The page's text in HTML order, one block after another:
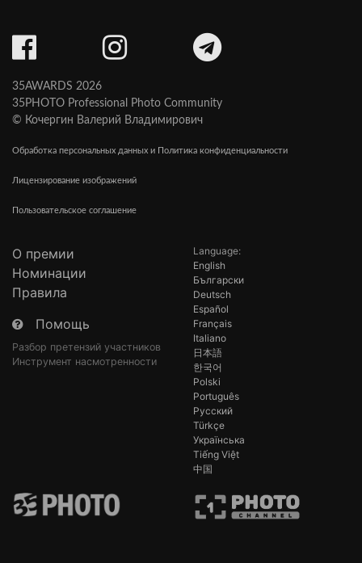
35AWARDS 2026
35PHOTO Professional Photo Community
© Кочергин Валерий Владимирович
Обработка персональных данных и Политика конфиденциальности
Лицензирование изображений
Пользовательское соглашение
О премии
Номинации
Правила
Помощь
Разбор претензий участников
Инструмент насмотренности
Language:
English
Български
Deutsch
Español
Français
Italiano
日本語
한국어
Polski
Português
Русский
Türkçe
Українська
Tiếng Việt
中国